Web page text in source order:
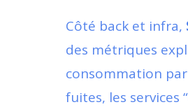
Côté back et infra,
des métriques
consommation par
fuites, les services